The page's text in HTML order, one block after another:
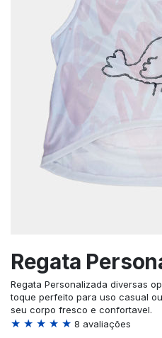
Regata
Regata Personalizada diversas
toque perfeito para uso casual
seu corpo fresco e confortavel.
★ ★ ★ ★ ★ 8 avaliações